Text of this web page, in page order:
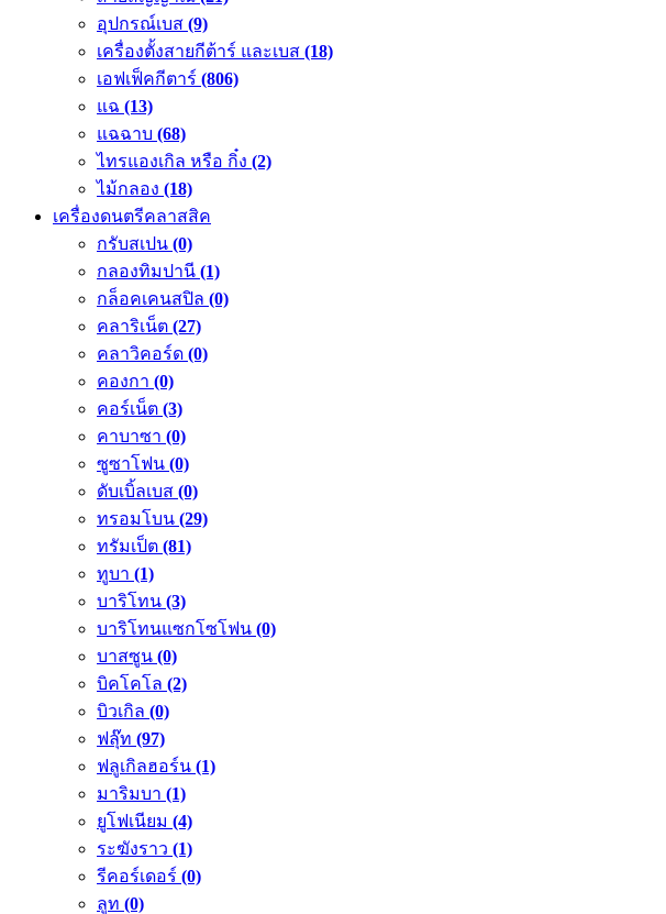
อุปกรณ์เบส (9)
เครื่องตั้งสายกีต้าร์ และเบส (18)
เอฟเฟ็คกีตาร์ (806)
แฉ (13)
แฉฉาบ (68)
ไทรแองเกิล หรือ กิ๋ง (2)
ไม้กลอง (18)
เครื่องดนตรีคลาสสิค
กรับสเปน (0)
กลองทิมปานี (1)
กล็อคเคนสปิล (0)
คลาริเน็ต (27)
คลาวิคอร์ด (0)
คองกา (0)
คอร์เน็ต (3)
คาบาซา (0)
ซูซาโฟน (0)
ดับเบิ้ลเบส (0)
ทรอมโบน (29)
ทรัมเป็ต (81)
ทูบา (1)
บาริโทน (3)
บาริโทนแซกโซโฟน (0)
บาสซูน (0)
บิคโคโล (2)
บิวเกิล (0)
ฟลุ๊ท (97)
ฟลูเกิลฮอร์น (1)
มาริมบา (1)
ยูโฟเนียม (4)
ระฆังราว (1)
รีคอร์เดอร์ (0)
ลูท (0)